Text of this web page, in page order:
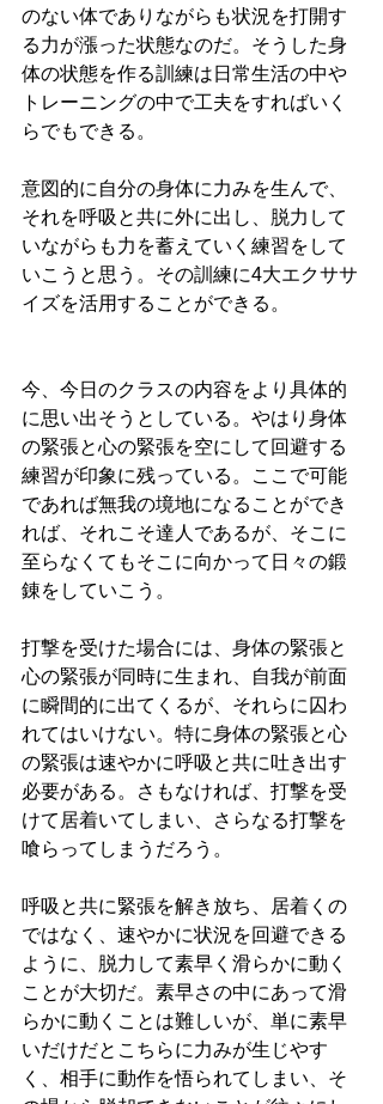
のない体でありながらも状況を打開す
る力が漲った状態なのだ。そうした身
体の状態を作る訓練は日常生活の中や
トレーニングの中で工夫をすればいく
らでもできる。
意図的に自分の身体に力みを生んで、
それを呼吸と共に外に出し、脱力して
いながらも力を蓄えていく練習をして
いこうと思う。その訓練に4大エクササ
イズを活用することができる。
今、今日のクラスの内容をより具体的
に思い出そうとしている。やはり身体
の緊張と心の緊張を空にして回避する
練習が印象に残っている。ここで可能
であれば無我の境地になることができ
れば、それこそ達人であるが、そこに
至らなくてもそこに向かって日々の鍛
錬をしていこう。
打撃を受けた場合には、身体の緊張と
心の緊張が同時に生まれ、自我が前面
に瞬間的に出てくるが、それらに囚わ
れてはいけない。特に身体の緊張と心
の緊張は速やかに呼吸と共に吐き出す
必要がある。さもなければ、打撃を受
けて居着いてしまい、さらなる打撃を
喰らってしまうだろう。
呼吸と共に緊張を解き放ち、居着くの
ではなく、速やかに状況を回避できる
ように、脱力して素早く滑らかに動く
ことが大切だ。素早さの中にあって滑
らかに動くことは難しいが、単に素早
いだけだとこちらに力みが生じやす
く、相手に動作を悟られてしまい、そ